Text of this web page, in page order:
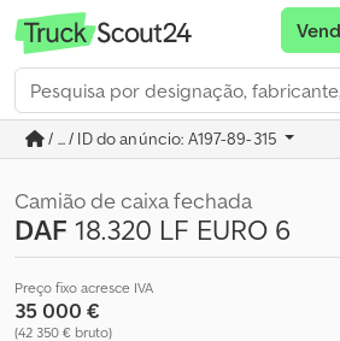
/ ... / ID do anúncio: A197-89-315
Camião de caixa fechada
DAF 18.320 LF EURO 6
Preço fixo acresce IVA
35 000 €
(42 350 € bruto)